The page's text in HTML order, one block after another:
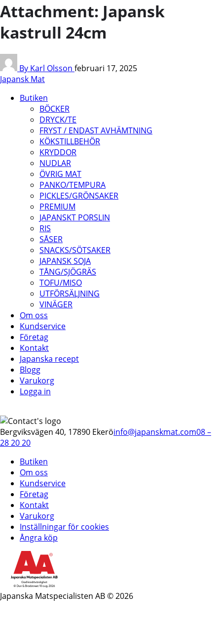
Attachment: Japansk
kastrull 24cm
By Karl Olsson februari 17, 2025
Japansk Mat
Butiken
BÖCKER
DRYCK/TE
FRYST / ENDAST AVHÄMTNING
KÖKSTILLBEHÖR
KRYDDOR
NUDLAR
ÖVRIG MAT
PANKO/TEMPURA
PICKLES/GRÖNSAKER
PREMIUM
JAPANSKT PORSLIN
RIS
SÅSER
SNACKS/SÖTSAKER
JAPANSK SOJA
TÅNG/SJÖGRÄS
TOFU/MISO
UTFÖRSÄLJNING
VINÄGER
Om oss
Kundservice
Företag
Kontakt
Japanska recept
Blogg
Varukorg
Logga in
Bergviksvägen 40, 17890 Ekeröinfo@japanskmat.com08 –
28 20 20
Butiken
Om oss
Kundservice
Företag
Kontakt
Varukorg
Inställningar för cookies
Ångra köp
Japanska Matspecialisten AB © 2026